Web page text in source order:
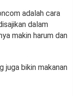
adalah cara
dalam
makin harum dan
juga bikin makanan